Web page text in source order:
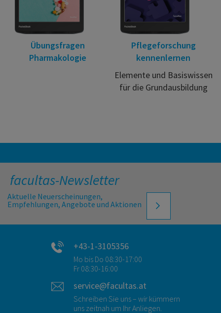
Übungsfragen
Pharmakologie
Pflegeforschung
kennenlernen
Elemente und Basiswissen
für die Grundausbildung
facultas-Newsletter
Aktuelle Neuerscheinungen,
Empfehlungen, Angebote und Aktionen
+43-1-3105356
Mo bis Do 08:30-17:00
Fr 08:30-16:00
service@facultas.at
Schreiben Sie uns – wir kümmern
uns zeitnah um Ihr Anliegen.